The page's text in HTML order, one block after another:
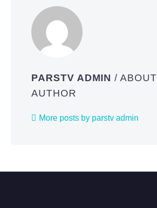
PARSTV ADMIN/ ABOUT
AUTHOR
More posts by parstv admin